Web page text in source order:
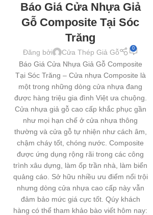
Báo Giá Cửa Nhựa Giả
Gỗ Composite Tại Sóc
Trăng
Đăng bởi Cửa Thép Giả Gỗ 0
Báo Giá Cửa Nhựa Giả Gỗ Composite
Tại Sóc Trăng – Cửa nhựa Composite là
một trong những dòng cửa nhựa đang
được hàng triệu gia đình Việt ưa chuộng.
Cửa nhựa giả gỗ cao cấp khắc phục gần
như mọi hạn chế ở cửa nhựa thông
thường và cửa gỗ tự nhiện như cách âm,
chậm cháy tốt, chóng nước. Composite
được ứng dụng rộng rãi trong các công
trình xâu dựng, làm ốp trần nhà, làm biển
quảng cáo. Sở hữu nhiều ưu điểm nổi trội
nhưng dòng cửa nhựa cao cấp này vẫn
đảm bảo mức giá cực tốt. Qúy khách
hàng có thể tham khảo bào viết hôm nay: